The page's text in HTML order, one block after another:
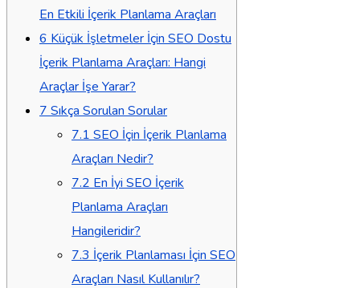
En Etkili İçerik Planlama Araçları
6 Küçük İşletmeler İçin SEO Dostu
İçerik Planlama Araçları: Hangi
Araçlar İşe Yarar?
7 Sıkça Sorulan Sorular
7.1 SEO İçin İçerik Planlama
Araçları Nedir?
7.2 En İyi SEO İçerik
Planlama Araçları
Hangileridir?
7.3 İçerik Planlaması İçin SEO
Araçları Nasıl Kullanılır?